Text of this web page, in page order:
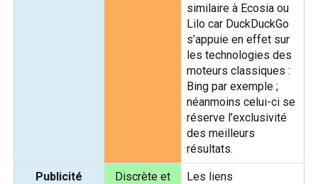
similaire à Ecosia ou
Lilo car DuckDuckGo
s’appuie en effet sur
les technologies des
moteurs classiques :
Bing par exemple ;
néanmoins celui-ci se
réserve l’exclusivité
des meilleurs
résultats.
Publicité
Discrète et
Les liens